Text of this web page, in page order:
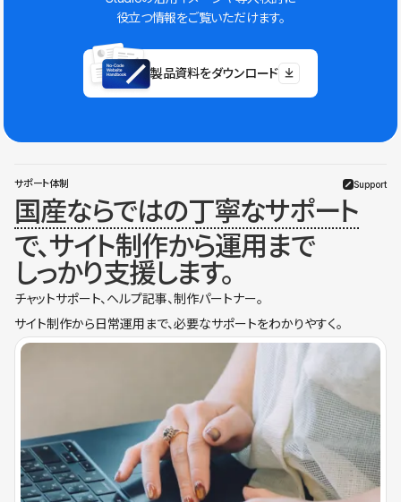
役立つ情報をご覧いただけます。
製品資料をダウンロード
サポート体制 Support
国産ならではの丁寧なサポート
で、サイト制作から運用まで
しっかり支援します。
チャットサポート、ヘルプ記事、制作パートナー。
サイト制作から日常運用まで、必要なサポートをわかりやすく。